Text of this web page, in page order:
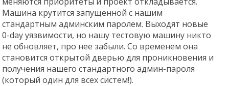
Машина крутится запущенной с нашим
стандартным админским паролем. Выходят новые
0-day уязвимости, но нашу тестовую машину никто
не обновляет, про нее забыли. Со временем она
становится открытой дверью для проникновения и
получения нашего стандартного админ-пароля
(который один для всех систем!).